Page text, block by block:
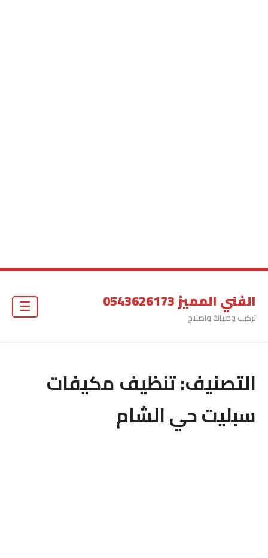
الفني المميز 0543626173
تركيب وصيانة واصلاح
التصنيف:تنظيف مكيفات
سبليت حي الشام